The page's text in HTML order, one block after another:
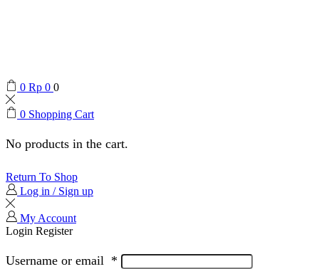
0 Rp 0 0
0 Shopping Cart
No products in the cart.
Return To Shop
Log in / Sign up
My Account
Login Register
Username or email *